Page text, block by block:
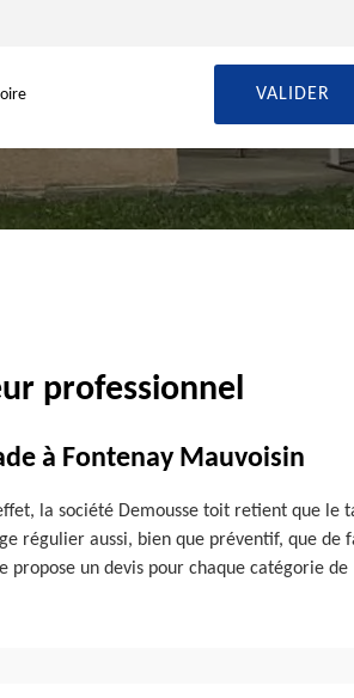
professionnel
à Fontenay Mauvoisin
la société Demousse toit retient que le
régulier aussi, bien que préventif, que de
propose un devis pour chaque catégorie de